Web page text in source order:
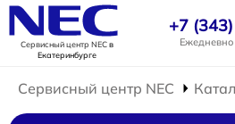
Сервисный центр NECв
Екатеринбурге
+7
Сервисный центр NEC